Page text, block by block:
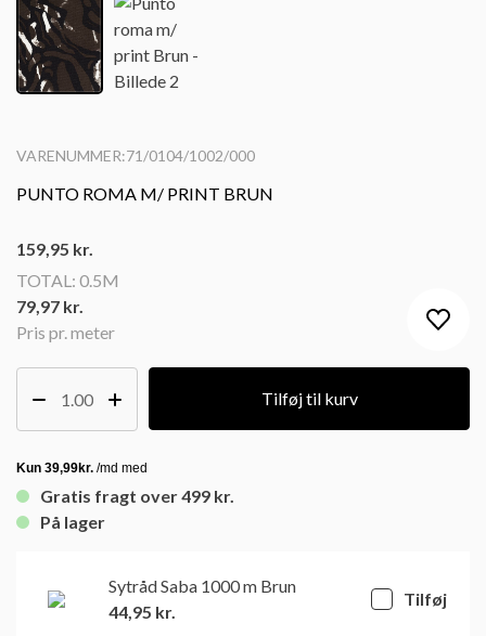
VARENUMMER:71/0104/1002/000
PUNTO ROMA M/ PRINT BRUN
Pris pr. meter
159,95 kr.
TOTAL: 0.5M
79,97 kr.
Tilføj til kurv
Gratis fragt over 499 kr.
På lager
Sytråd Saba 1000 m Brun
44,95 kr.
Tilføj